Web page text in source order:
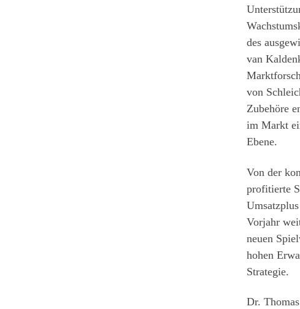
des
van
von
Zubehöre
im Markt
Ebene.
Von der
profitierte
Vorjahr
neuen
hohen
Strategie.
Dr.